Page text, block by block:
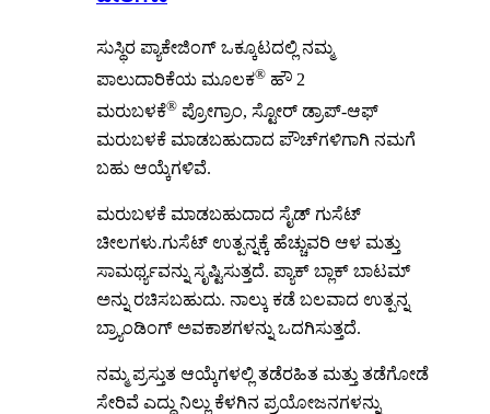
ಸುಸ್ಥಿರ ಪ್ಯಾಕೇಜಿಂಗ್ ಒಕ್ಕೂಟದಲ್ಲಿ ನಮ್ಮ
ಪಾಲುದಾರಿಕೆಯ ಮೂಲಕ® ಹೌ 2
ಮರುಬಳಕೆ® ಪ್ರೋಗ್ರಾಂ, ಸ್ಟೋರ್ ಡ್ರಾಪ್-ಆಫ್
ಮರುಬಳಕೆ ಮಾಡಬಹುದಾದ ಪೌಚ್‌ಗಳಿಗಾಗಿ ನಮಗೆ
ಬಹು ಆಯ್ಕೆಗಳಿವೆ.
ಮರುಬಳಕೆ ಮಾಡಬಹುದಾದ ಸೈಡ್ ಗುಸೆಟ್
ಚೀಲಗಳು.ಗುಸೆಟ್ ಉತ್ಪನ್ನಕ್ಕೆ ಹೆಚ್ಚುವರಿ ಆಳ ಮತ್ತು
ಸಾಮರ್ಥ್ಯವನ್ನು ಸೃಷ್ಟಿಸುತ್ತದೆ. ಪ್ಯಾಕ್ ಬ್ಲಾಕ್ ಬಾಟಮ್
ಅನ್ನು ರಚಿಸಬಹುದು. ನಾಲ್ಕು ಕಡೆ ಬಲವಾದ ಉತ್ಪನ್ನ
ಬ್ರ್ಯಾಂಡಿಂಗ್ ಅವಕಾಶಗಳನ್ನು ಒದಗಿಸುತ್ತದೆ.
ನಮ್ಮ ಪ್ರಸ್ತುತ ಆಯ್ಕೆಗಳಲ್ಲಿ ತಡೆರಹಿತ ಮತ್ತು ತಡೆಗೋಡೆ
ಸೇರಿವೆ ಎದ್ದು ನಿಲ್ಲು ಕೆಳಗಿನ ಪ್ರಯೋಜನಗಳನ್ನು